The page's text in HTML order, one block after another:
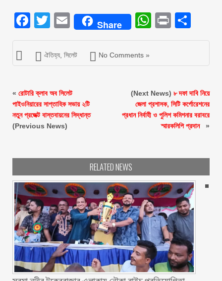
Facebook
Twitter
EmailShare Print
ঐতিহ্য সিলেট No Comments »
« রোটারি ক্লাব অব সিলেট
পাইওনিয়ারের সাপ্তাহিক সভায় ২টি
নতুন প্রজেক্ট বাস্তবায়নের সিদ্ধান্ত
(Previous News)
(Next News) ৮ দফা দাবি নিয়ে
জেলা প্রশাসক, সিটি কর্পোরেশনের
প্রধান নির্বাহী ও পুলিশ কমিশনার বরাবরে
স্মারকলিপি প্রদান ‎ ‎
»
RELATED NEWS